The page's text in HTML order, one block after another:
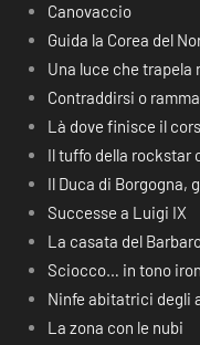
Canovaccio
Guida la Corea del
Una luce che trapela
Contraddirsi o
Là dove finisce il
Il tuffo della rockstar
Il Duca di Borgogna,
Successe a Luigi IX
La casata del
Sciocco… in tono
Ninfe abitatrici degli
La zona con le nubi